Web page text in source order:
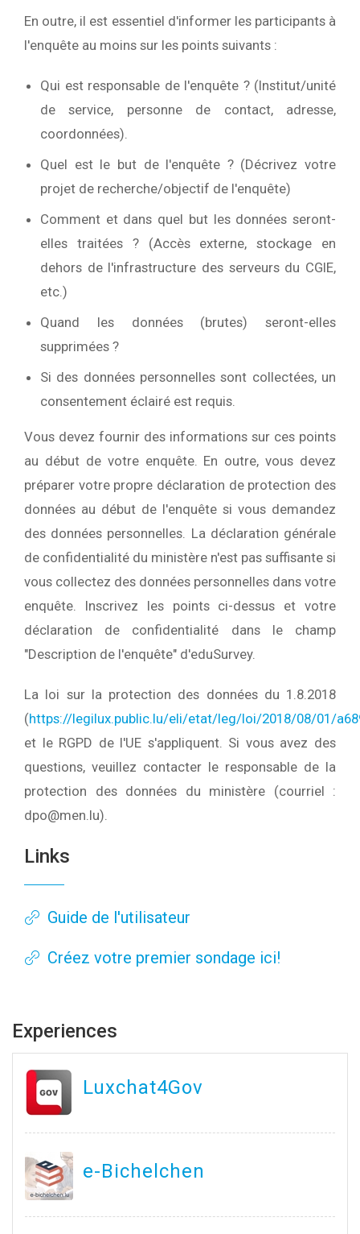
En outre, il est essentiel d'informer les participants à
l'enquête au moins sur les points suivants :
Qui est responsable de l'enquête ? (Institut/unité
de service, personne de contact, adresse,
coordonnées).
Quel est le but de l'enquête ? (Décrivez votre
projet de recherche/objectif de l'enquête)
Comment et dans quel but les données seront-
elles traitées ? (Accès externe, stockage en
dehors de l'infrastructure des serveurs du CGIE,
etc.)
Quand les données (brutes) seront-elles
supprimées ?
Si des données personnelles sont collectées, un
consentement éclairé est requis.
Vous devez fournir des informations sur ces points
au début de votre enquête. En outre, vous devez
préparer votre propre déclaration de protection des
données au début de l'enquête si vous demandez
des données personnelles. La déclaration générale
de confidentialité du ministère n'est pas suffisante si
vous collectez des données personnelles dans votre
enquête. Inscrivez les points ci-dessus et votre
déclaration de confidentialité dans le champ
"Description de l'enquête" d'eduSurvey.
La loi sur la protection des données du 1.8.2018
(https://legilux.public.lu/eli/etat/leg/loi/2018/08/01/
et le RGPD de l'UE s'appliquent. Si vous avez des
questions, veuillez contacter le responsable de la
protection des données du ministère (courriel :
dpo@men.lu).
Links
Guide de l'utilisateur
Créez votre premier sondage ici!
Experiences
Luxchat4Gov
e-Bichelchen